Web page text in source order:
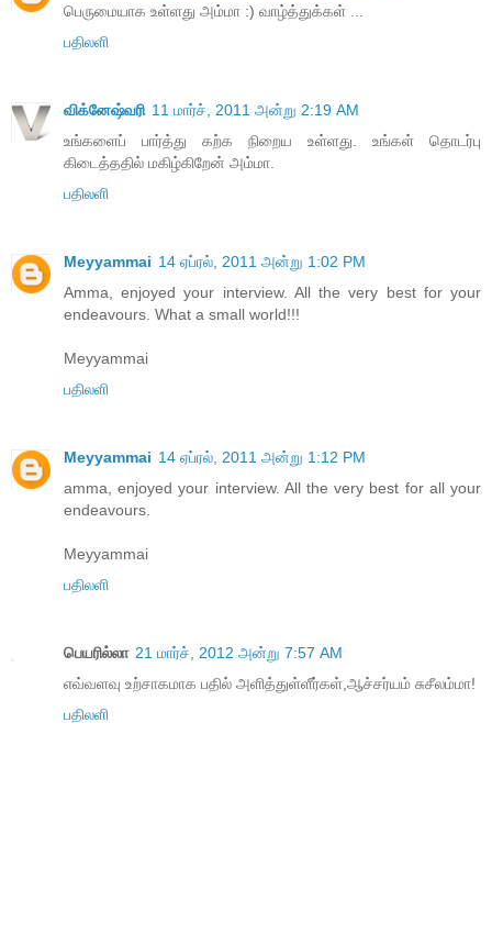
பெருமையாக உள்ளது அம்மா :) வாழ்த்துக்கள் ...
பதிலளி
விக்னேஷ்வரி 11 மார்ச், 2011 அன்று 2:19 AM
உங்களைப் பார்த்து கற்க நிறைய உள்ளது. உங்கள் தொடர்பு
கிடைத்ததில் மகிழ்கிறேன் அம்மா.
பதிலளி
Meyyammai 14 ஏப்ரல், 2011 அன்று 1:02 PM
Amma, enjoyed your interview. All the very best for your
endeavours. What a small world!!!
Meyyammai
பதிலளி
Meyyammai 14 ஏப்ரல், 2011 அன்று 1:12 PM
amma, enjoyed your interview. All the very best for all your
endeavours.
Meyyammai
பதிலளி
பெயரில்லா 21 மார்ச், 2012 அன்று 7:57 AM
எவ்வளவு உற்சாகமாக பதில் அளித்துள்ளீர்கள்,ஆச்சர்யம் சுசீலம்மா!
பதிலளி